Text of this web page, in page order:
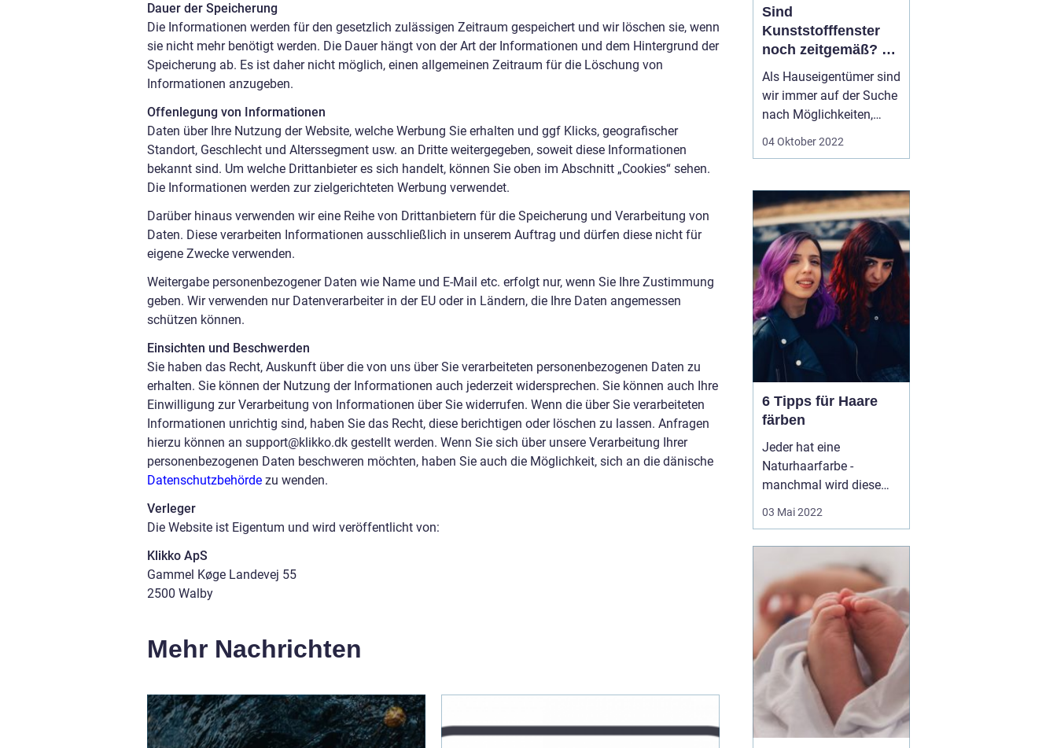
Dauer der Speicherung
Die Informationen werden für den gesetzlich zulässigen Zeitraum gespeichert und wir löschen sie, wenn
sie nicht mehr benötigt werden. Die Dauer hängt von der Art der Informationen und dem Hintergrund der
Speicherung ab. Es ist daher nicht möglich, einen allgemeinen Zeitraum für die Löschung von
Informationen anzugeben.
Offenlegung von Informationen
Daten über Ihre Nutzung der Website, welche Werbung Sie erhalten und ggf Klicks, geografischer
Standort, Geschlecht und Alterssegment usw. an Dritte weitergegeben, soweit diese Informationen
bekannt sind. Um welche Drittanbieter es sich handelt, können Sie oben im Abschnitt „Cookies“ sehen.
Die Informationen werden zur zielgerichteten Werbung verwendet.
Darüber hinaus verwenden wir eine Reihe von Drittanbietern für die Speicherung und Verarbeitung von
Daten. Diese verarbeiten Informationen ausschließlich in unserem Auftrag und dürfen diese nicht für
eigene Zwecke verwenden.
Weitergabe personenbezogener Daten wie Name und E-Mail etc. erfolgt nur, wenn Sie Ihre Zustimmung
geben. Wir verwenden nur Datenverarbeiter in der EU oder in Ländern, die Ihre Daten angemessen
schützen können.
Einsichten und Beschwerden
Sie haben das Recht, Auskunft über die von uns über Sie verarbeiteten personenbezogenen Daten zu
erhalten. Sie können der Nutzung der Informationen auch jederzeit widersprechen. Sie können auch Ihre
Einwilligung zur Verarbeitung von Informationen über Sie widerrufen. Wenn die über Sie verarbeiteten
Informationen unrichtig sind, haben Sie das Recht, diese berichtigen oder löschen zu lassen. Anfragen
hierzu können an support@klikko.dk gestellt werden. Wenn Sie sich über unsere Verarbeitung Ihrer
personenbezogenen Daten beschweren möchten, haben Sie auch die Möglichkeit, sich an die dänische
Datenschutzbehörde zu wenden.
Verleger
Die Website ist Eigentum und wird veröffentlicht von:
Klikko ApS
Gammel Køge Landevej 55
2500 Walby
Mehr Nachrichten
Sind
Kunststofffenster
noch zeitgemäß? –
Die Vor-/Nachteile
Als Hauseigentümer sind
wir immer auf der Suche
nach Möglichkeiten,
unser Zuhause zu
über die neuesten Trends
und Technologien
informiert sind, damit wir
die besten
Entscheidungen für...
04 Oktober 2022
6 Tipps für Haare
färben
Jeder hat eine
Naturhaarfarbe -
manchmal wird diese
allerdings ein wenig
diesem Artikel erklären
wir euch 6 Tipps zu den
perfekten gefärbten
Haaren. 1: Richte dich
nach der Farbe auf der
Rückseite Das...
03 Mai 2022